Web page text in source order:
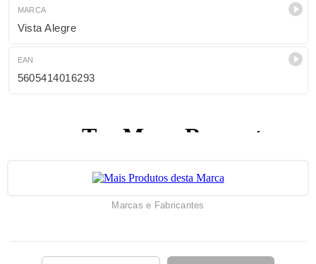
MARCA
Vista Alegre
EAN
5605414016293
Marcas e Fabricantes